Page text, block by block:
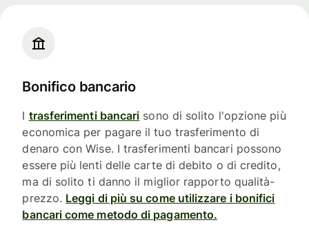
Bonifico bancario
I trasferimenti bancari sono di solito l'opzione più
economica per pagare il tuo trasferimento di
denaro con Wise. I trasferimenti bancari possono
essere più lenti delle carte di debito o di credito,
ma di solito ti danno il miglior rapporto qualità-
prezzo. Leggi di più su come utilizzare i bonifici
bancari come metodo di pagamento.